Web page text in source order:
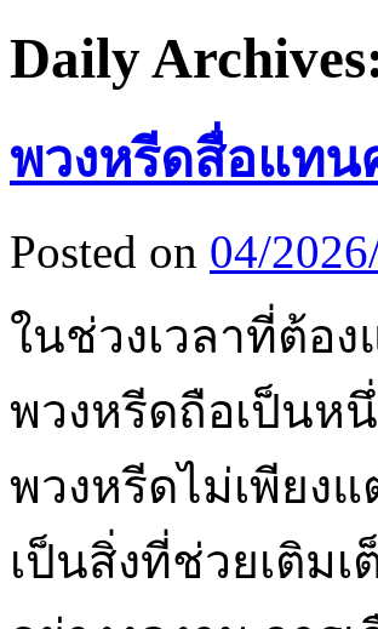
Daily
พวงหรีดสื่อแท
Posted on 04/
ในช่วงเวลาที่ต้อ
พวงหรีดถือเป็นห
พวงหรีดไม่เพียง
เป็นสิ่งที่ช่วยเติม